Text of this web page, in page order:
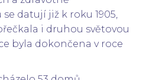
datují již k roku 1905,
i druhou světovou
byla dokončena v roce